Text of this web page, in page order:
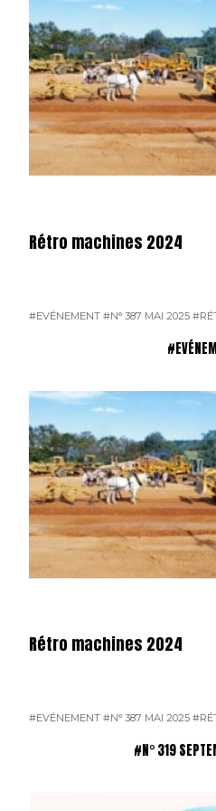
Rétro machines 2024
#EVÉNEMENT #N° 387 MAI 2025
Rétro machines 2024
#EVÉNEMENT #N° 387 MAI 2025
#N° 319